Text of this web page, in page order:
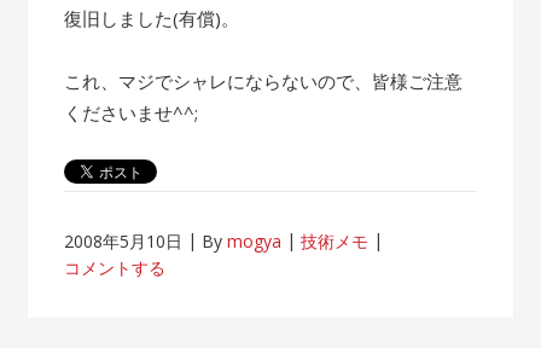
復旧しました(有償)。
これ、マジでシャレにならないので、皆様ご注意
くださいませ^^;
2008年5月10日 Bymogya
技術メモ
コメントする